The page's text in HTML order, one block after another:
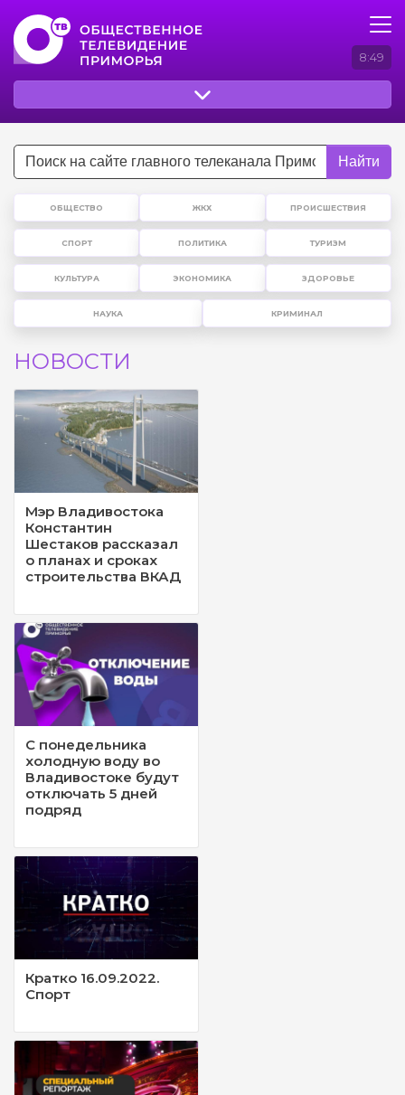
8:49
Найти
ОБЩЕСТВО ЖКХ ПРОИСШЕСТВИЯ
СПОРТ ПОЛИТИКА ТУРИЗМ
КУЛЬТУРА ЭКОНОМИКА ЗДОРОВЬЕ
НАУКА КРИМИНАЛ
НОВОСТИ
Мэр Владивостока
Константин
Шестаков рассказал
о планах и сроках
строительства ВКАД
С понедельника
холодную воду во
Владивостоке будут
отключать 5 дней
подряд
Кратко 16.09.2022.
Спорт